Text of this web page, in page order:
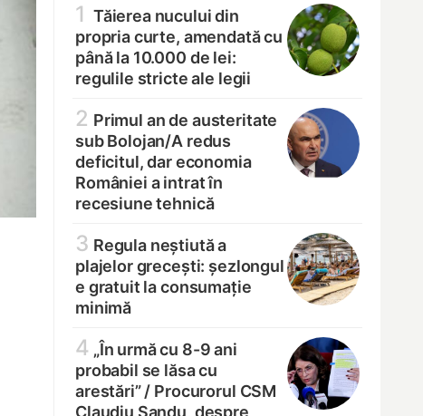
1 Tăierea nucului din
propria curte, amendată cu
până la 10.000 de lei:
regulile stricte ale legii
2 Primul an de austeritate
sub Bolojan/A redus
deficitul, dar economia
României a intrat în
recesiune tehnică
3 Regula neștiută a
plajelor grecești: șezlongul
e gratuit la consumație
minimă
4 „În urmă cu 8-9 ani
probabil se lăsa cu
arestări” / Procurorul CSM